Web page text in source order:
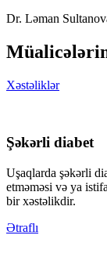
Dr. Ləman
Xəstəliklər
Şəkərli diabet
Uşaqlarda şəkərli
etməməsi və ya
bir xəstəlikdir.
Ətraflı